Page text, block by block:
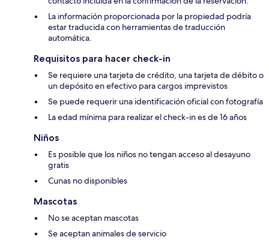
La información proporcionada por la propiedad podría
estar traducida con herramientas de traducción
automática.
Requisitos para hacer check-in
Se requiere una tarjeta de crédito, una tarjeta de débito o
un depósito en efectivo para cargos imprevistos
Se puede requerir una identificación oficial con fotografía
La edad mínima para realizar el check-in es de 16 años
Niños
Es posible que los niños no tengan acceso al desayuno
gratis
Cunas no disponibles
Mascotas
No se aceptan mascotas
Se aceptan animales de servicio